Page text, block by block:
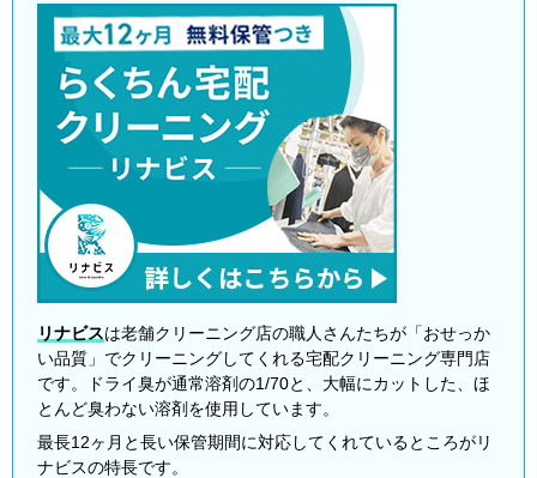
リナビスは老舗クリーニング店の職人さんたちが「おせっか
い品質」でクリーニングしてくれる宅配クリーニング専門店
です。ドライ臭が通常溶剤の1/70と、大幅にカットした、ほ
とんど臭わない溶剤を使用しています。
最長12ヶ月と長い保管期間に対応してくれているところがリ
ナビスの特長です。